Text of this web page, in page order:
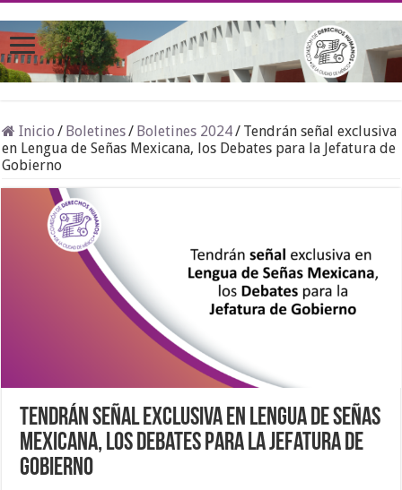
Inicio / Boletines/ Boletines 2024/ Tendrán señal exclusiva
en Lengua de Señas Mexicana, los Debates para la Jefatura de
Gobierno
Tendrán señal exclusiva en Lengua de Señas
Mexicana, los Debates para la Jefatura de
Gobierno